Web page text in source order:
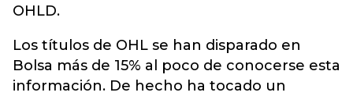
OHLD.
Los títulos de OHL se han disparado en
Bolsa más de 15% al poco de conocerse esta
información. De hecho ha tocado un